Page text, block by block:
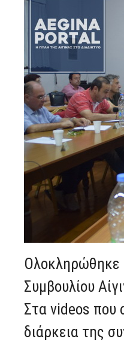
Ολοκληρώθηκε
Συμβουλίου
Στα videos που
διάρκεια της